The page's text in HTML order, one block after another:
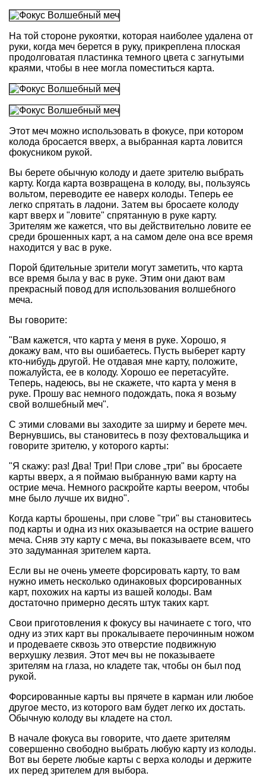
На той стороне рукоятки, которая наиболее удалена от
руки, когда меч берется в руку, прикреплена плоская
продолговатая пластинка темного цвета с загнутыми
краями, чтобы в нее могла поместиться карта.
Этот меч можно использовать в фокусе, при котором
колода бросается вверх, а выбранная карта ловится
фокусником рукой.
Вы берете обычную колоду и даете зрителю выбрать
карту. Когда карта возвращена в колоду, вы, пользуясь
вольтом, переводите ее наверх колоды. Теперь ее
легко спрятать в ладони. Затем вы бросаете колоду
карт вверх и "ловите" спрятанную в руке карту.
Зрителям же кажется, что вы действительно ловите ее
среди брошенных карт, а на самом деле она все время
находится у вас в руке.
Порой бдительные зрители могут заметить, что карта
все время была у вас в руке. Этим они дают вам
прекрасный повод для использования волшебного
меча.
Вы говорите:
"Вам кажется, что карта у меня в руке. Хорошо, я
докажу вам, что вы ошибаетесь. Пусть выберет карту
кто-нибудь другой. Не отдавая мне карту, положите,
пожалуйста, ее в колоду. Хорошо ее перетасуйте.
Теперь, надеюсь, вы не скажете, что карта у меня в
руке. Прошу вас немного подождать, пока я возьму
свой волшебный меч".
С этими словами вы заходите за ширму и берете меч.
Вернувшись, вы становитесь в позу фехтовальщика и
говорите зрителю, у которого карты:
"Я скажу: раз! Два! Три! При слове „три" вы бросаете
карты вверх, а я поймаю выбранную вами карту на
острие меча. Немного раскройте карты веером, чтобы
мне было лучше их видно".
Когда карты брошены, при слове "три" вы становитесь
под карты и одна из них оказывается на острие вашего
меча. Сняв эту карту с меча, вы показываете всем, что
это задуманная зрителем карта.
Если вы не очень умеете форсировать карту, то вам
нужно иметь несколько одинаковых форсированных
карт, похожих на карты из вашей колоды. Вам
достаточно примерно десять штук таких карт.
Свои приготовления к фокусу вы начинаете с того, что
одну из этих карт вы прокалываете перочинным ножом
и продеваете сквозь это отверстие подвижную
верхушку лезвия. Этот меч вы не показываете
зрителям на глаза, но кладете так, чтобы он был под
рукой.
Форсированные карты вы прячете в карман или любое
другое место, из которого вам будет легко их достать.
Обычную колоду вы кладете на стол.
В начале фокуса вы говорите, что даете зрителям
совершенно свободно выбрать любую карту из колоды.
Вот вы берете любые карты с верха колоды и держите
их перед зрителем для выбора.